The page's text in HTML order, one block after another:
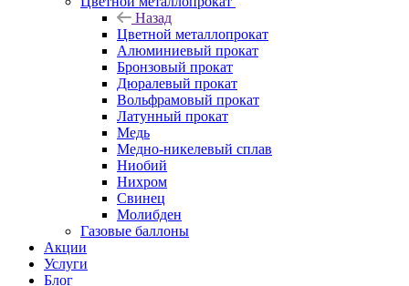
Назад
Цветной металлопрокат
Алюминиевый прокат
Бронзовый прокат
Дюралевый прокат
Вольфрамовый прокат
Латунный прокат
Медь
Медно-никелевый сплав
Ниобий
Нихром
Свинец
Молибден
Газовые баллоны
Акции
Услуги
Блог